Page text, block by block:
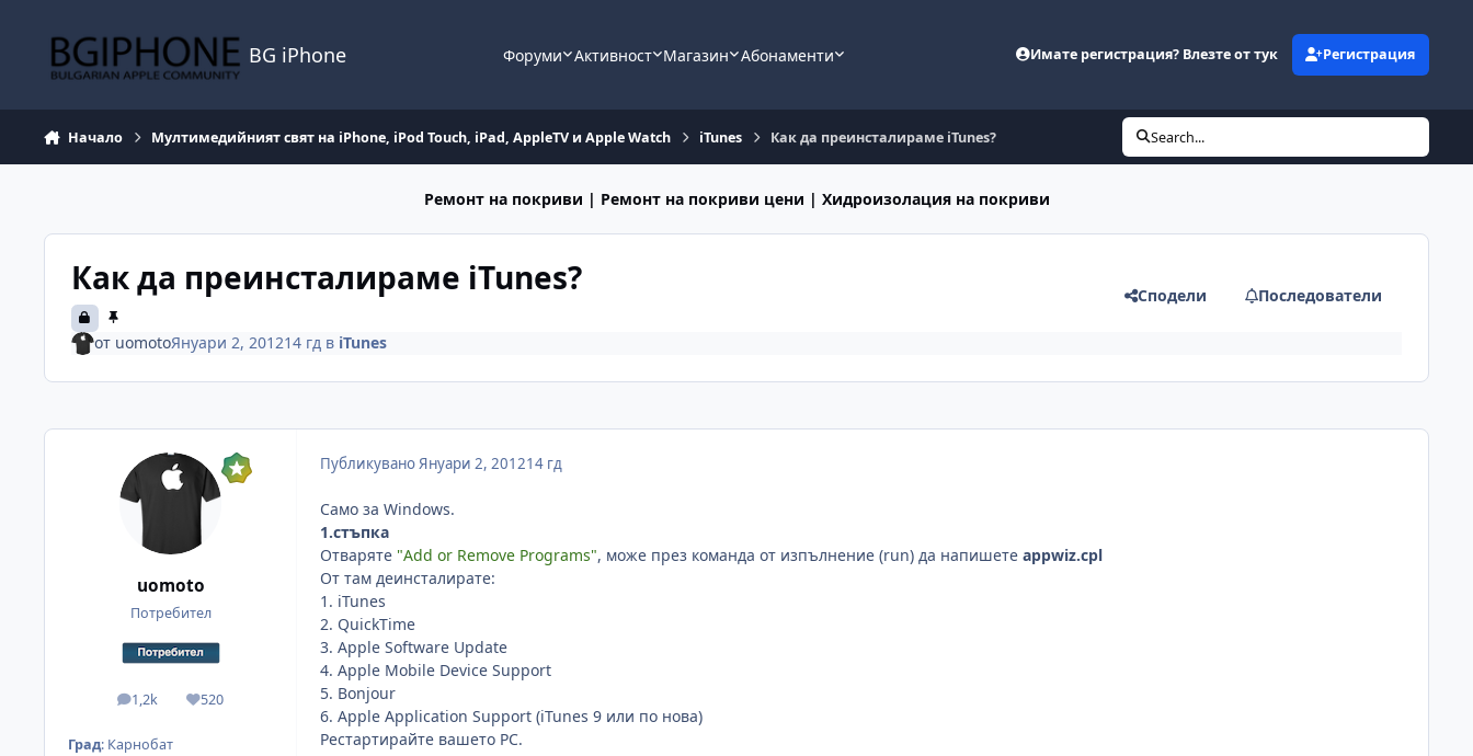
BG iPhone Форуми Активност Магазин Абонаменти Имате регистрация? Влезте от тук Регистрация
Начало Мултимедийният свят на iPhone, iPod Touch, iPad, AppleTV и Apple Watch iTunes Как да преинсталираме iTunes? Search...
Ремонт на покриви | Ремонт на покриви цени | Хидроизолация на покриви
Как да преинсталираме iTunes? Сподели Последователи
от uomotoЯнуари 2, 201214 гдв iTunes
uomoto
Потребител
1,2k
мнения 520
Reputation
Град: Карнобат
ПубликуваноЯнуари 2, 201214 гд
Само за Windows.
1.стъпка
Отваряте "Add or Remove Programs", може през команда от изпълнение (run) да напишете appwiz.cpl
От там деинсталирате:
1. iTunes
2. QuickTime
3. Apple Software Update
4. Apple Mobile Device Support
5. Bonjour
6. Apple Application Support (iTunes 9 или по нова)
Рестартирайте вашето PC.